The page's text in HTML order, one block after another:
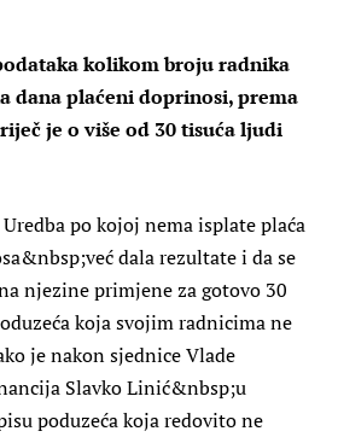
kolikom broju radnika
dana plaćeni doprinosi, prema
je o više od 30 tisuća ljudi
po kojoj nema isplate plaća
dala rezultate i da se
njezine primjene za gotovo 30
koja svojim radnicima ne
je nakon sjednice Vlade
Slavko Linić&nbsp;u
poduzeća koja redovito ne